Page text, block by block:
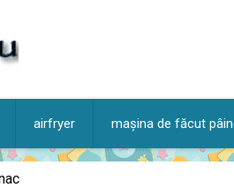
airfryer mașina de făcut